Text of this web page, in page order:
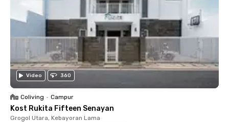
Video 360
Coliving • Campur
Kost Rukita Fifteen Senayan
Grogol Utara, Kebayoran Lama